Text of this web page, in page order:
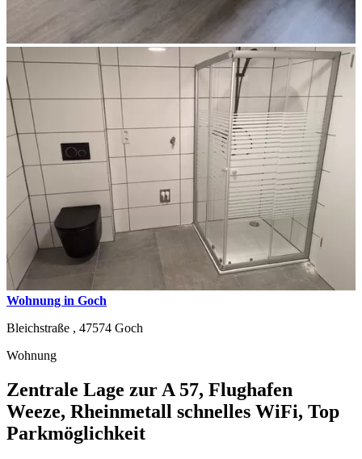
Wohnung in Goch
Bleichstraße , 47574 Goch
Wohnung
Zentrale Lage zur A 57, Flughafen
Weeze, Rheinmetall schnelles WiFi, Top
Parkmöglichkeit